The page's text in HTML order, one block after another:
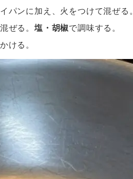
パンに加え、火をつけて混ぜる。
ぜる。塩・胡椒で調味する。
ける。